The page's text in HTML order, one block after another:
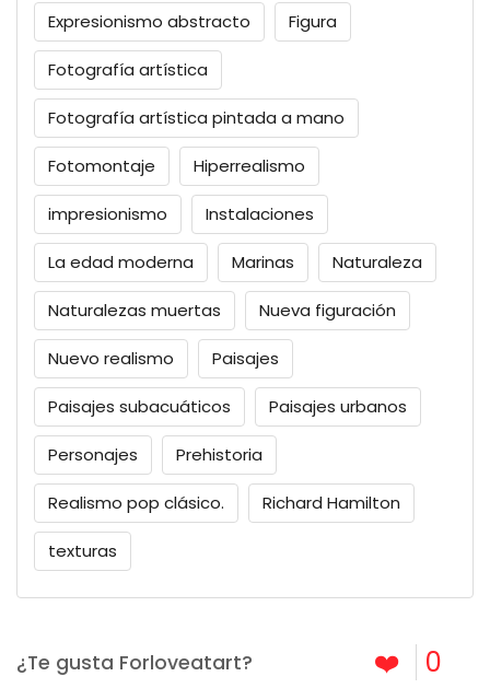
Expresionismo abstracto Figura
Fotografía artística
Fotografía artística pintada a mano
Fotomontaje Hiperrealismo
impresionismo Instalaciones
La edad moderna Marinas Naturaleza
Naturalezas muertas Nueva figuración
Nuevo realismo Paisajes
Paisajes subacuáticos Paisajes urbanos
Personajes Prehistoria
Realismo pop clásico. Richard Hamilton
texturas
¿Te gusta Forloveatart? ❤️ 0